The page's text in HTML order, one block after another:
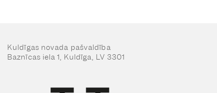
Kuldīgas novada pašvaldība
Baznīcas iela 1, Kuldīga, LV 3301